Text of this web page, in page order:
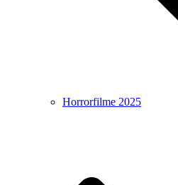
Horrorfilme 2025